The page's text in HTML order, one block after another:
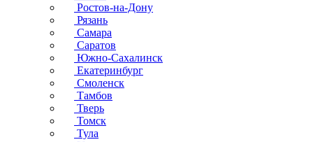
Ростов-на-Дону
Рязань
Самара
Саратов
Южно-Сахалинск
Екатеринбург
Смоленск
Тамбов
Тверь
Томск
Тула